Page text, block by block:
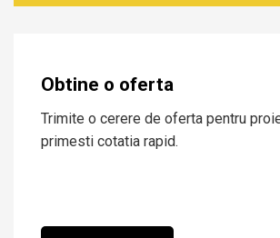
Obtine o oferta
Trimite o cerere de oferta pentru
primesti cotatia rapid.